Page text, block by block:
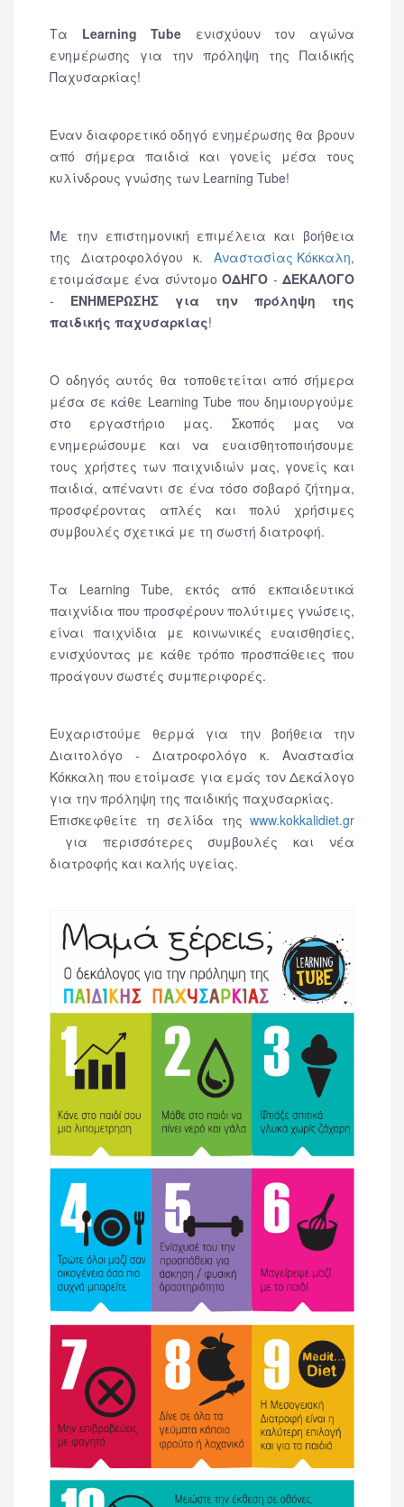
Τα Learning Tube ενισχύουν τον αγώνα
ενημέρωσης για την πρόληψη της Παιδικής
Παχυσαρκίας!
Έναν διαφορετικό οδηγό ενημέρωσης θα βρουν
από σήμερα παιδιά και γονείς μέσα τους
κυλίνδρους γνώσης των Learning Tube!
Με την επιστημονική επιμέλεια και βοήθεια
της Διατροφολόγου κ. Αναστασίας Κόκκαλη,
ετοιμάσαμε ένα σύντομοΟΔΗΓΟ -ΔΕΚΑΛΟΓΟ
- ΕΝΗΜΕΡΩΣΗΣ για την πρόληψη της
παιδικής παχυσαρκίας!
Ο οδηγός αυτός θα τοποθετείται από σήμερα
μέσα σε κάθε Learning Tube που δημιουργούμε
στο εργαστήριο μας. Σκοπός μας να
ενημερώσουμε και να ευαισθητοποιήσουμε
τους χρήστες των παιχνιδιών μας, γονείς και
παιδιά, απέναντι σε ένα τόσο σοβαρό ζήτημα,
προσφέροντας απλές και πολύ χρήσιμες
συμβουλές σχετικά με τη σωστή διατροφή.
Τα Learning Tube, εκτός από εκπαιδευτικά
παιχνίδια που προσφέρουν πολύτιμες γνώσεις,
είναι παιχνίδια με κοινωνικές ευαισθησίες,
ενισχύοντας με κάθε τρόπο προσπάθειες που
προάγουν σωστές συμπεριφορές.
Ευχαριστούμε θερμά για την βοήθεια την
Διαιτολόγο - Διατροφολόγο κ. Αναστασία
Κόκκαλη που ετοίμασε για εμάς τον Δεκάλογο
για την πρόληψη της παιδικής παχυσαρκίας.
Επισκεφθείτε τη σελίδα της www.kokkalidiet.gr
για περισσότερες συμβουλές και νέα
διατροφής και καλής υγείας.